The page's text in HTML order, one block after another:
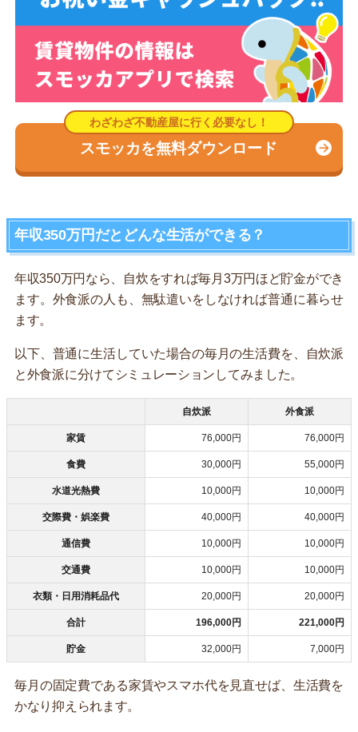
スモッカを無料ダウンロード
年収350万円だとどんな生活ができる？
年収350万円なら、自炊をすれば毎月3万円ほど貯金ができ
ます。外食派の人も、無駄遣いをしなければ普通に暮らせ
ます。
以下、普通に生活していた場合の毎月の生活費を、自炊派
と外食派に分けてシミュレーションしてみました。
自炊派 外食派
家賃 76,000円 76,000円
食費 30,000円 55,000円
水道光熱費 10,000円 10,000円
交際費・娯楽費 40,000円 40,000円
通信費 10,000円 10,000円
交通費 10,000円 10,000円
衣類・日用消耗品代 20,000円 20,000円
合計 196,000円 221,000円
貯金 32,000円 7,000円
毎月の固定費である家賃やスマホ代を見直せば、生活費を
かなり抑えられます。